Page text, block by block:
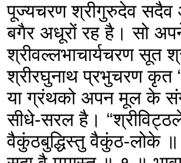
पूज्यचरण श्रीगुरुदेव सदैव
बगैर अधूरों रह है। सो
श्रीवल्लभाचार्यचरण सूत
श्रीरघुनाथ प्रभुचरण
या ग्रंथको अपन मूल के
सीधे-सरल है।
वैकुंठबुद्धिस्तु वैकुंठ-लोके ॥